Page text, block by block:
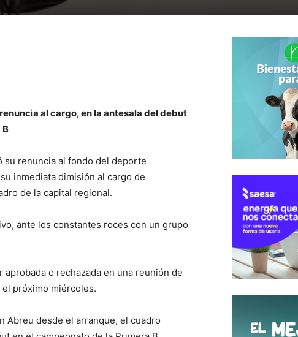
al cargo, en la antesala del debut
B
renuncia al fondo del deporte
inmediata dimisión al cargo de
de la capital regional.
ante los constantes roces con un grupo
o rechazada en una reunión de
próximo miércoles.
Abreu desde el arranque, el cuadro